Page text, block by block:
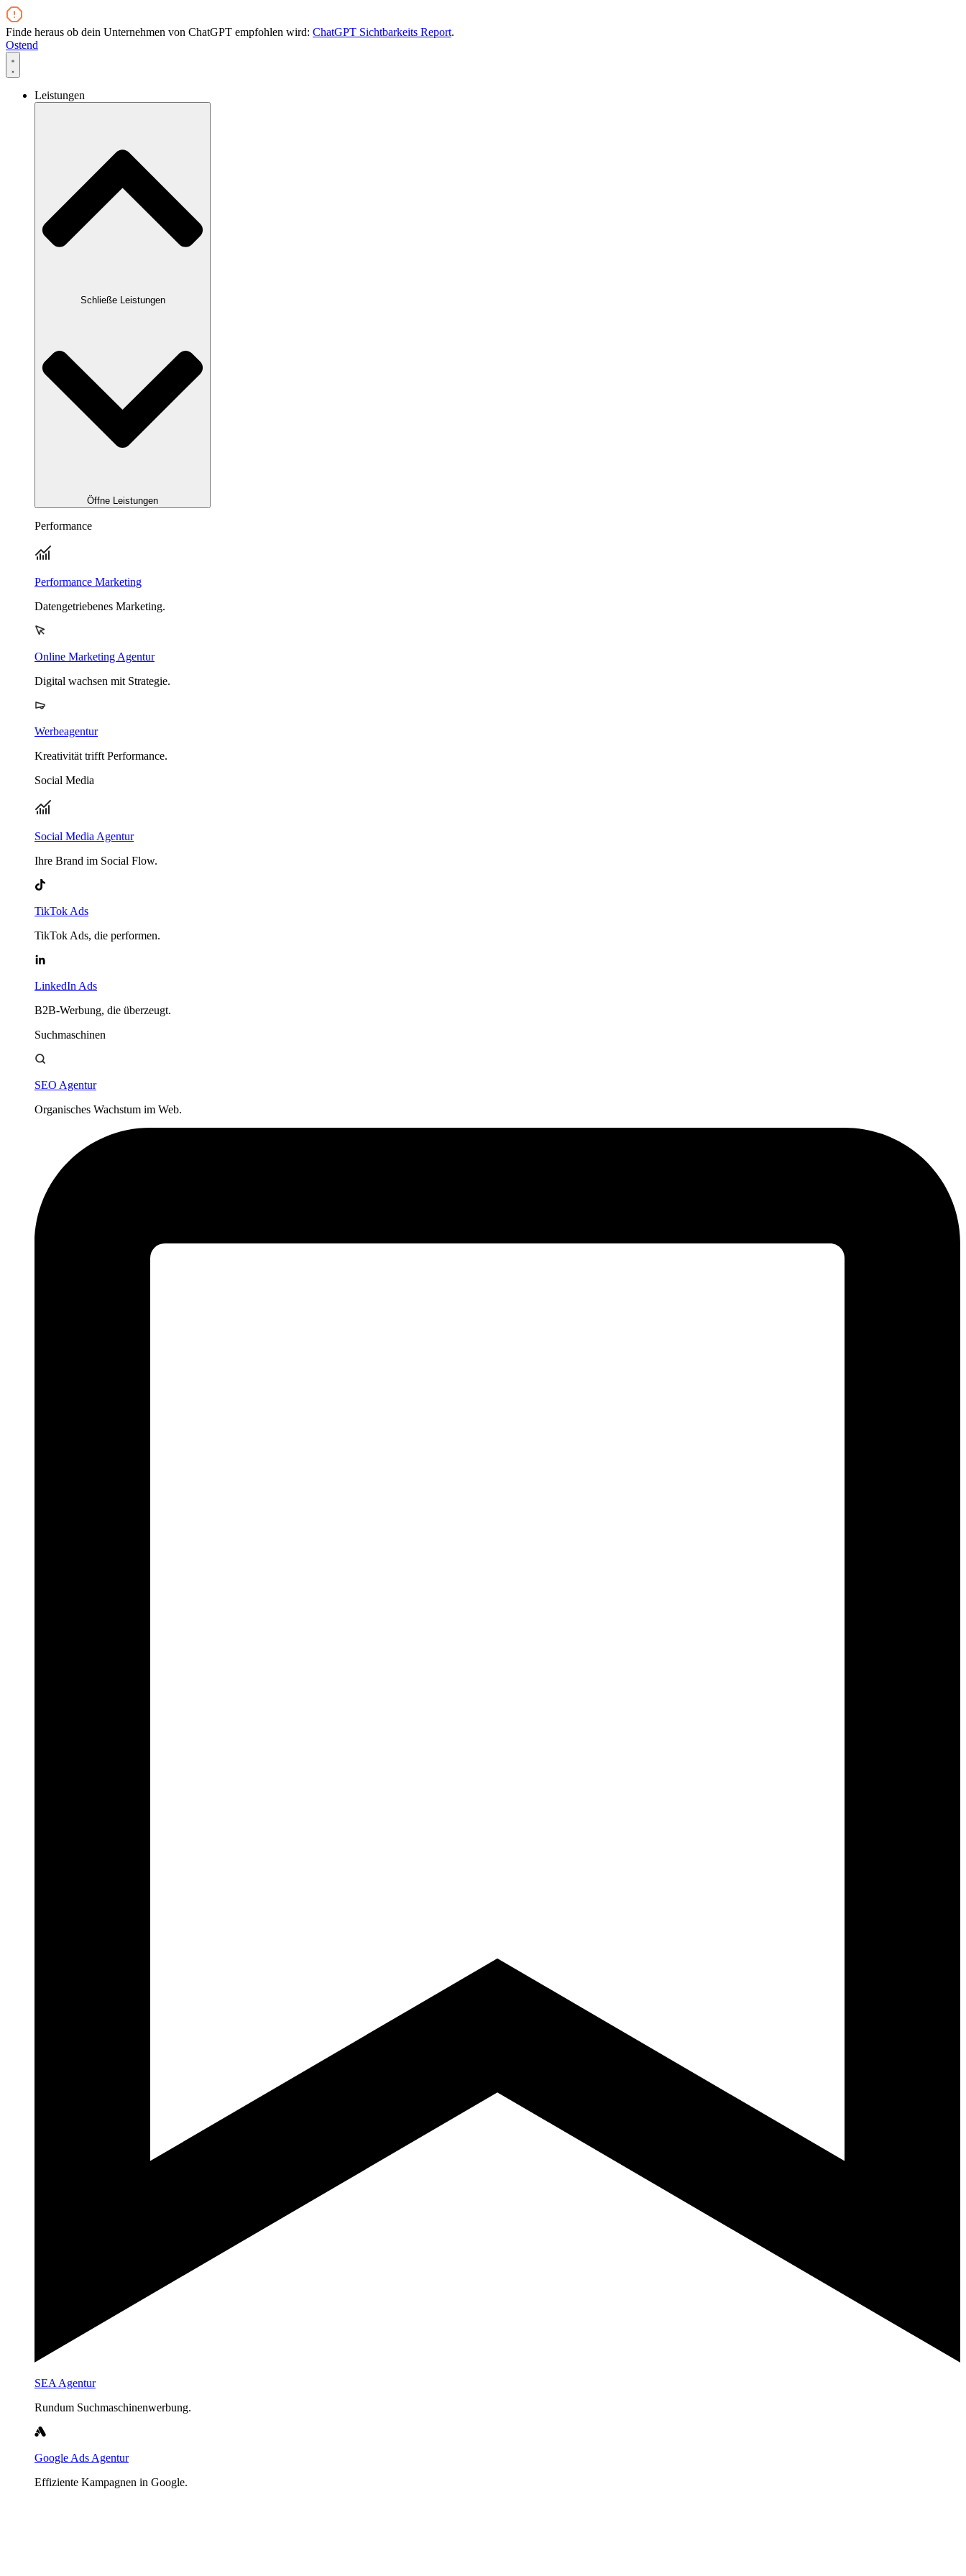
Zum
Inhalt
wechseln
Finde heraus ob dein Unternehmen von ChatGPT empfohlen wird: ChatGPT Sichtbarkeits Report.
Ostend
Leistungen
Schließe Leistungen
Öffne Leistungen
Performance
Performance Marketing
Datengetriebenes Marketing.
Online Marketing Agentur
Digital wachsen mit Strategie.
Werbeagentur
Kreativität trifft Performance.
Social Media
Social Media Agentur
Ihre Brand im Social Flow.
TikTok Ads
TikTok Ads, die performen.
LinkedIn Ads
B2B-Werbung, die überzeugt.
Suchmaschinen
SEO Agentur
Organisches Wachstum im Web.
SEA Agentur
Rundum Suchmaschinenwerbung.
Google Ads Agentur
Effiziente Kampagnen in Google.